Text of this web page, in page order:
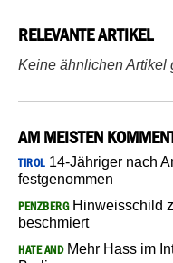
RELEVANTE ARTIKEL
Keine ähnlichen Artikel
AM MEISTEN
TIROL14-Jähriger nach
festgenommen
PENZBERGHinweisschild
beschmiert
HATE ANDMehr Hass im